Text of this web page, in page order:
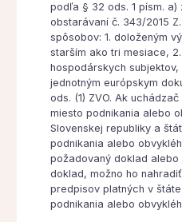
podľa § 32 ods. 1 písm. a)
obstarávaní č. 343/2015
spôsobov: 1. doloženým
starším ako tri mesiace,
hospodárskych
jednotným európskym
ods. (1) ZVO. Ak
miesto podnikania alebo
Slovenskej republiky a
podnikania alebo
požadovaný doklad
doklad, možno ho
predpisov platných v
podnikania alebo